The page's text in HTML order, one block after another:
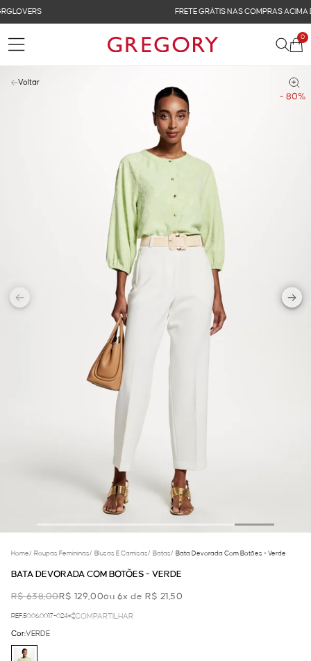
FRETE GRÁTIS NAS COMPRAS ACIMA DE R$ 899
0
- 80%
Voltar
Home/ Roupas Femininas/ Blusas E Camisas/ Batas/ Bata Devorada Com Botões - Verde
BATA DEVORADA COM BOTÕES - VERDE
R$ 638,00R$ 129,00ou 6x de R$ 21,50
REF.50.06.0017-024 COMPARTILHAR
Cor:VERDE